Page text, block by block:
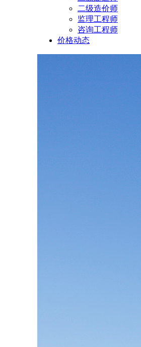
二级造价师
监理工程师
咨询工程师
价格动态